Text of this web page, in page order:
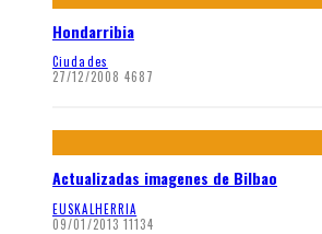
Hondarribia
Ciudades
27/12/2008 4687
Actualizadas imagenes de Bilbao
EUSKALHERRIA
09/01/2013 11134